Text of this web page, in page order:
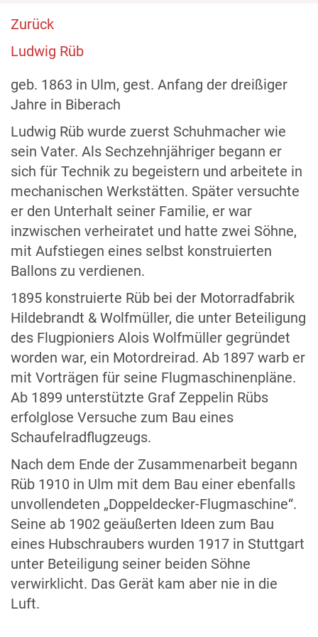
Zurück
Ludwig Rüb
geb. 1863 in Ulm, gest. Anfang der dreißiger
Jahre in Biberach
Ludwig Rüb wurde zuerst Schuhmacher wie
sein Vater. Als Sechzehnjähriger begann er
sich für Technik zu begeistern und arbeitete in
mechanischen Werkstätten. Später versuchte
er den Unterhalt seiner Familie, er war
inzwischen verheiratet und hatte zwei Söhne,
mit Aufstiegen eines selbst konstruierten
Ballons zu verdienen.
1895 konstruierte Rüb bei der Motorradfabrik
Hildebrandt & Wolfmüller, die unter Beteiligung
des Flugpioniers Alois Wolfmüller gegründet
worden war, ein Motordreirad. Ab 1897 warb er
mit Vorträgen für seine Flugmaschinenpläne.
Ab 1899 unterstützte Graf Zeppelin Rübs
erfolglose Versuche zum Bau eines
Schaufelradflugzeugs.
Nach dem Ende der Zusammenarbeit begann
Rüb 1910 in Ulm mit dem Bau einer ebenfalls
unvollendeten „Doppeldecker-Flugmaschine“.
Seine ab 1902 geäußerten Ideen zum Bau
eines Hubschraubers wurden 1917 in Stuttgart
unter Beteiligung seiner beiden Söhne
verwirklicht. Das Gerät kam aber nie in die
Luft.